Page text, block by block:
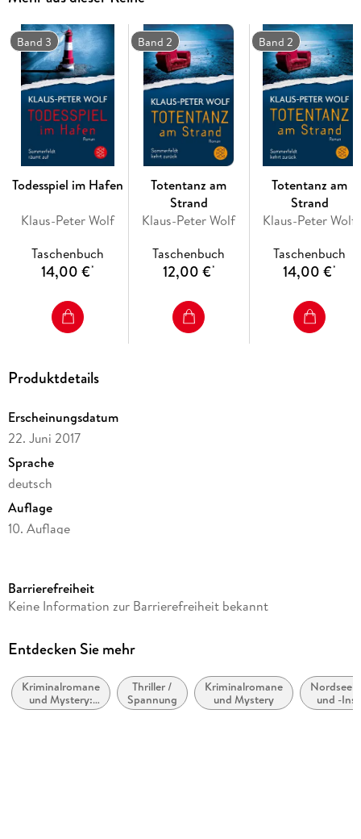
mit Vergangenheit ist. Einer anderen Vergangenheit, als
manche sich das vorstellen. Der jetzt mit neuer Identität ein
neues Leben lebt. Wer ist dieser Dr. Sommerfeldt?
Band 3
Todesspiel im Hafen
Klaus-Peter Wolf
Taschenbuch
14,00 €*
Band 2
Totentanz am
Strand
Klaus-Peter Wolf
Taschenbuch
12,00 €*
Band 2
Totentanz am
Strand
Klaus-Peter Wolf
Taschenbuch
14,00 €*
Produktdetails
Erscheinungsdatum
22. Juni 2017
Sprache
deutsch
Auflage
10. Auflage
Reihe
Autor/Autorin
Verlag/Hersteller
FISCHER Taschenbuch
Barrierefreiheit
Keine Information zur Barrierefreiheit bekannt
Entdecken Sie mehr
Kriminalromane
und Mystery:
weibliche
Thriller /
Spannung
Kriminalromane
und Mystery
und -